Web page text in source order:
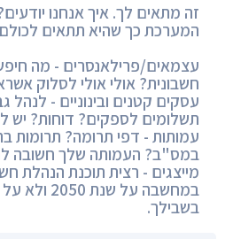
זה מתאים לך. איך אנחנו
המערכת כך שהיא תתאים
עצמאים/פרילאנסרים - מה
חשבונית? אולי אולי לסלוק
עסקים קטנים ובינוניים - לנהל
תשלומים לספקים? דוחות? יש
עמותות - דפי תרומה? תרומות
במס"ב? העמותה שלך חשובה
מייצגים - רצית תוכנת הנהלת
בשבילך.